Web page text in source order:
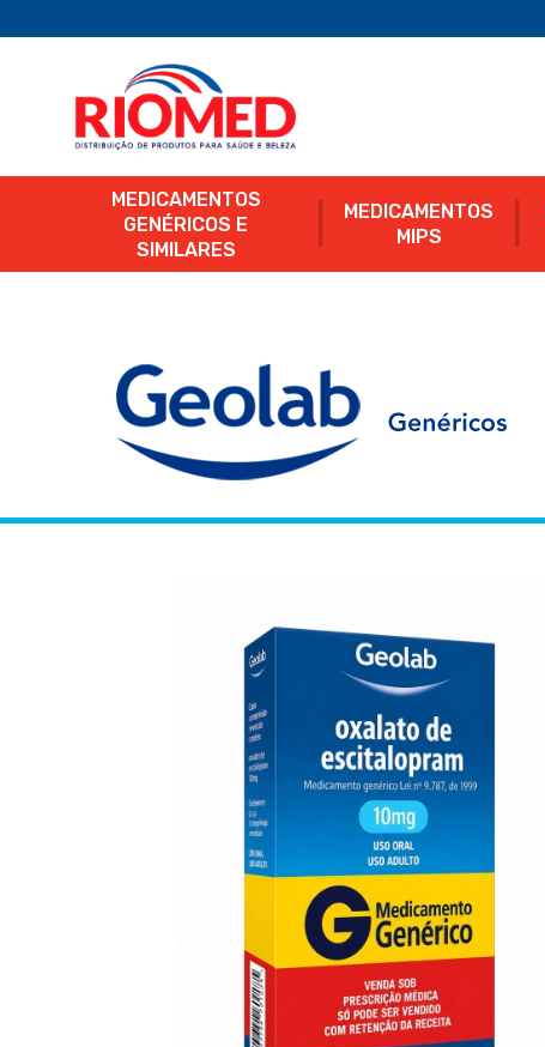
MEDICAMENTOS
GENÉRICOS E
SIMILARES
MEDICAMENTOS
MIPS